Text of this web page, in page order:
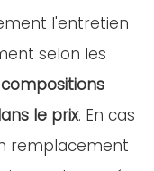
l'entretien
selon les
compositions
le prix. En cas
remplacement